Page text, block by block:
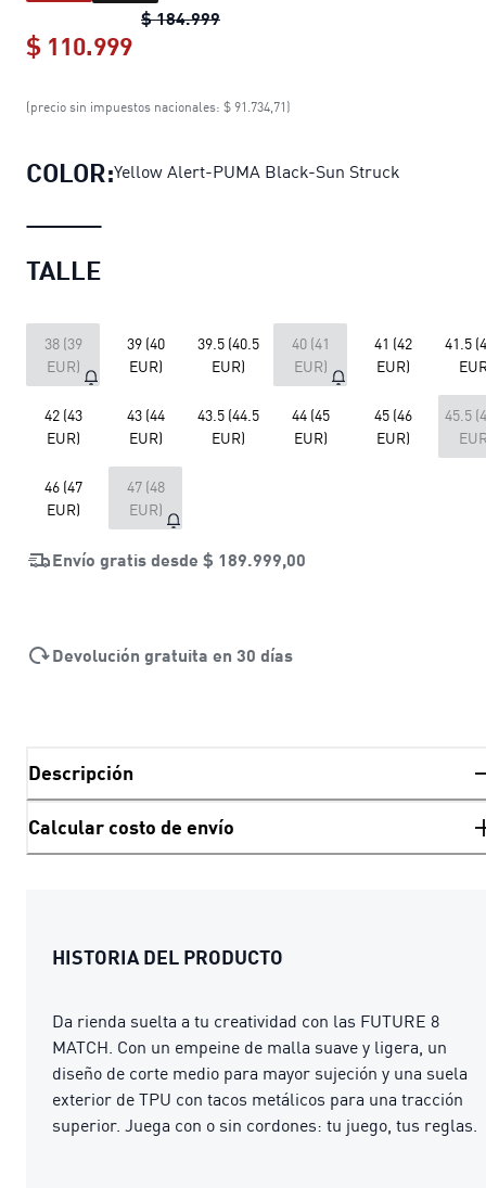
$ 184.999Botines de fútbol FUTURE 8
$ 110.999
Botines de fútbol FUTURE 8 MATCH
(precio sin impuestos nacionales: $ 91.734,71)
COLOR:Yellow Alert-PUMA Black-Sun Struck
TALLE
38 (39
EUR)
39 (40
EUR)
39.5 (40.5
EUR)
40 (41
EUR)
41 (42
EUR)
41.5
42 (43
EUR)
43 (44
EUR)
43.5 (44.5
EUR)
44 (45
EUR)
45 (46
EUR)
45.5
46 (47
EUR)
47 (48
EUR)
Envío gratis desde $ 189.999,00
Devolución gratuita en 30 días
Descripción
Calcular costo de envío
HISTORIA DEL PRODUCTO
Da rienda suelta a tu creatividad con las FUTURE 8
MATCH. Con un empeine de malla suave y ligera, un
diseño de corte medio para mayor sujeción y una suela
exterior de TPU con tacos metálicos para una tracción
superior. Juega con o sin cordones: tu juego, tus reglas.